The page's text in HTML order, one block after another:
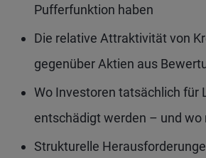
Pufferfunktion haben
Die relative Attraktivität von
gegenüber Aktien aus
Wo Investoren tatsächlich für
entschädigt werden – und wo
Strukturelle